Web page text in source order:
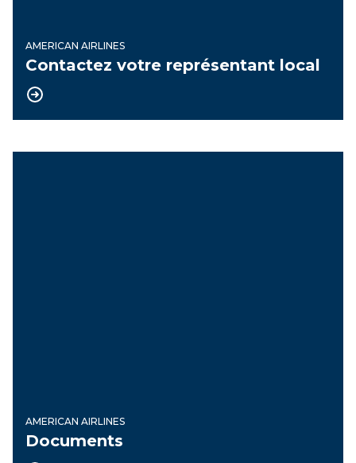
AMERICAN AIRLINES
Contactez votre représentant local
AMERICAN AIRLINES
Documents